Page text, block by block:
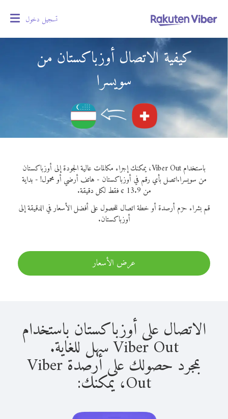
تسجيل دخول
كيفية الاتصال أوزباكستان من
سويسرا
باستخدام Viber Out، يمكنك إجراء مكالمات عالية الجودة إلى أوزباكستان
من سويسرا.اتصل بأي رقم في أوزباكستان - هاتف أرضي أو محمول! - بداية
من 13.9 ¢ فقط لكل دقيقة.
قم بشراء حزم أرصدة أو خطة اتصال للحصول على أفضل الأسعار في الدقيقة إلى
أوزباكستان.
عرض الأسعار
الاتصال على أوزباكستان باستخدام
Viber Out سهل للغاية.
بمجرد حصولك على أرصدة Viber
Out، يمكنك: